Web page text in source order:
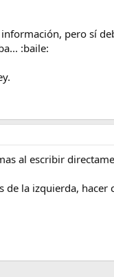
pero sí
:baile:
al escribir
de la izquierda,